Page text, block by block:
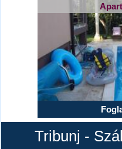
Tribunj -